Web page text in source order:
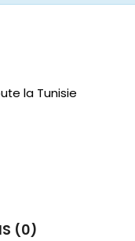
la Tunisie
(0)